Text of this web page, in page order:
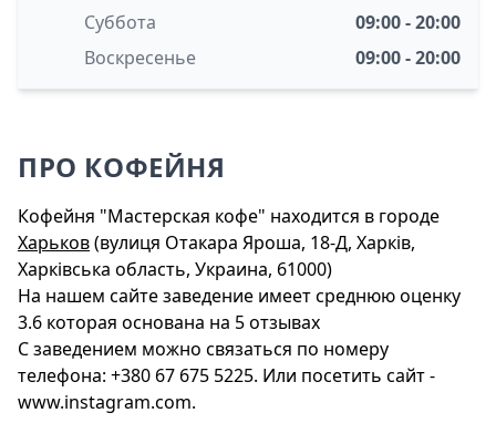
Суббота
09:00 - 20:00
Воскресенье
09:00 - 20:00
ПРО КОФЕЙНЯ
Кофейня "Мастерская кофе" находится в городе
Харьков(вулиця Отакара Яроша, 18-Д, Харків,
Харківська область, Украина, 61000)
На нашем сайте заведение имеет среднюю оценку
3.6 которая основана на 5 отзывах
С заведением можно связаться по номеру
телефона: +380 67 675 5225. Или посетить сайт -
www.instagram.com.